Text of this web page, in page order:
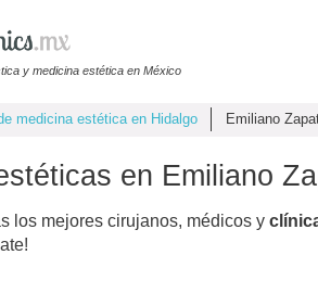
y medicina estética en México
medicina estética en Hidalgo Emiliano
en Emiliano
los mejores cirujanos, médicos y